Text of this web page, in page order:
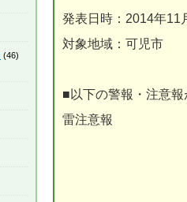
発表日時：2014年11
対象地域：可児市
■以下の警報・注意報
雷注意報
(46)